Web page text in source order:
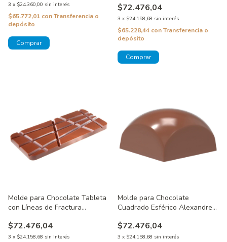
3 x $24.360,00 sin interés
$65.772,01 conTransferencia o
depósito
$72.476,04
3 x $24.158,68 sin interés
$65.228,44 conTransferencia o
depósito
Molde para Chocolate Tableta
con Líneas de Fractura
$72.476,04
3 x $24.158,68 sin interés
Molde para Chocolate
Cuadrado Esférico Alexandre
$72.476,04
3 x $24.158,68 sin interés